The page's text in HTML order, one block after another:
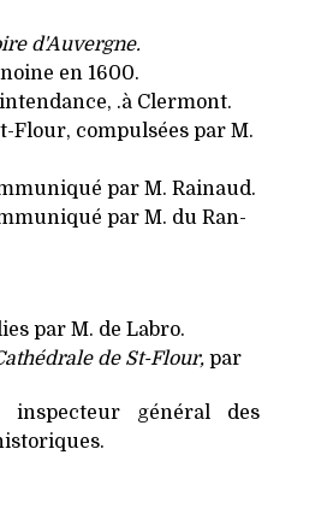
d'Auvergne.
en 1600.
.à Clermont.
Flour, compulsées par M.
par M. Rainaud.
par M. du Ran-
par M. de Labro.
de St-Flour, par
inspecteur général des